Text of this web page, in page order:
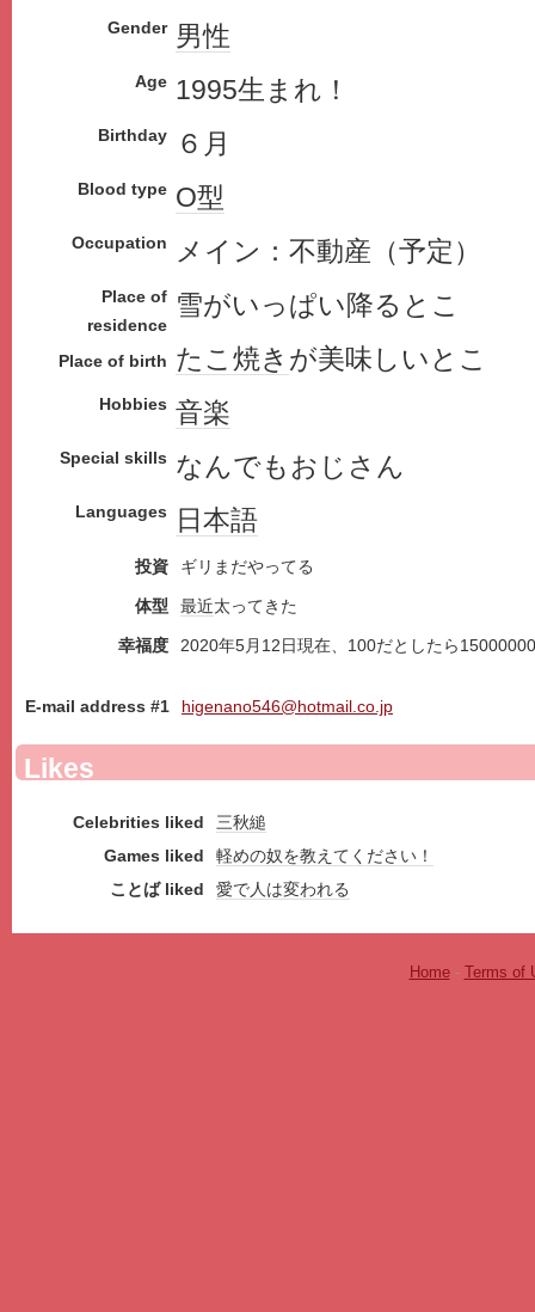
Gender 男性
Age 1995生まれ！
Birthday ６月
Blood type O型
Occupation メイン：不動産（予定）
Place of
residence
雪がいっぱい降るとこ
Place of birth たこ焼き が美味しいとこ
Hobbies 音楽
Special skills なんでもおじさん
Languages 日本語
投資 ギリまだやってる
体型 最近太ってきた
幸福度 2020年5月12日現在、100だとしたら
E-mail address #1 higenano546@hotmail.co.jp
Likes
Celebrities liked
三秋縋
Games liked
軽めの奴を教えてください！
ことば liked
愛で人は変われる
Home- Terms of